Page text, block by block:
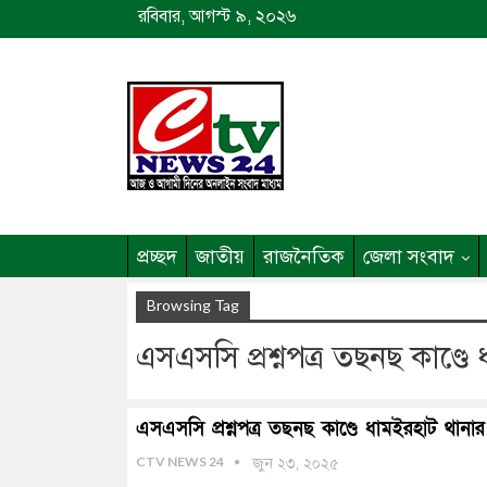
রবিবার, আগস্ট ৯, ২০২৬
প্রচ্ছদ জাতীয় রাজনৈতিক জেলা সংবাদ
Browsing Tag
এসএসসি প্রশ্নপত্র তছনছ
এসএসসি প্রশ্নপত্র তছনছ কাণ্ডে ধামইরহাট
CTV NEWS 24 জুন ২৩, ২০২৫